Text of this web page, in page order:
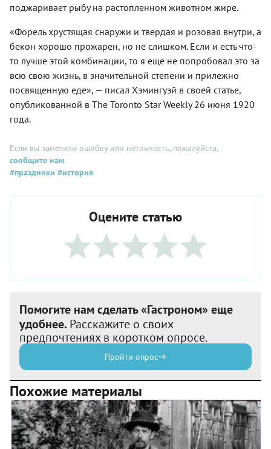
поджаривает рыбу на растопленном животном жире.
«Форель хрустящая снаружи и твердая и розовая внутри, а
бекон хорошо прожарен, но не слишком. Если и есть что-
то лучше этой комбинации, то я еще не попробовал это за
всю свою жизнь, в значительной степени и прилежно
посвященную еде», — писал Хэмингуэй в своей статье,
опубликованной в The Toronto Star Weekly 26 июня 1920
года.
Если вы заметили ошибку или неточность, пожалуйста,
сообщите нам.
#праздники #история
Оцените статью
Помогите нам сделать «Гастроном» еще
удобнее. Расскажите о своих
предпочтениях в коротком опросе.
Пройти опрос
Похожие материалы